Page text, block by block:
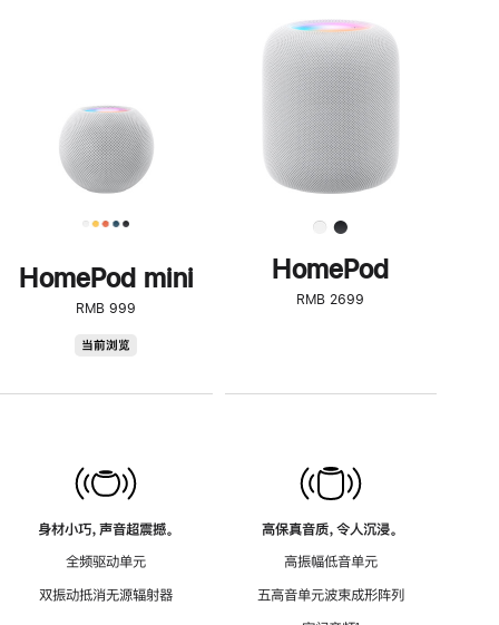
HomePod mini
RMB 999
当前浏览
身材小巧，声音超震撼。
全频驱动单元
双振动抵消无源辐射器
步
了
解
HomePod<
HomePod
RMB 2699
高保真音质，令人沉浸。
高振幅低音单元
五高音单元波束成形阵列